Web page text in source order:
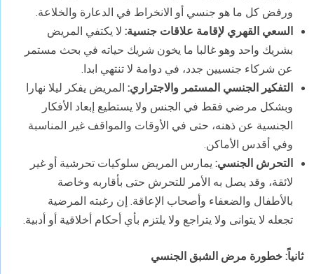
ورفض كل ما هو جنسي أو الانخراط في الدعارة والخلاعة.
السعي القهري لإقامة علاقات جنسية: لا يكتفي المريض
بشريك واحد وهو غالبا ما يخون شريك حياته في بحث مستمر
عن شركاء جنسيين جدد، في دوامة لا تنتهي ابدا.
التفكير الجنسي المستمر والاجتراري: المريض يفكر ليلا نهارا
وبشكل مرضي فقط في الجنس ولا يستطيع إبعاد الأفكار
الجنسية عن ذهنه، حتى في الأوقات والمواقف غير المناسبة
وفي أقدس الأماكن.
التحرش الجنسي: يمارس المريض سلوكيات تحرشية أو غير
لائقة، وقد يصل به الأمر للتحرش حتى بأقاربه وخاصة
بالأطفال والضعفاء وأصحاب الإعاقة. إن رغبته المرضية
تجعله لا يتوانى ولا يتراجع ولا يلتزم بأي أحكام أخلاقية أو أدبية.
ثانياً: خطورة مرض الشبق الجنسي